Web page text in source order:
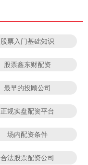
股票入门基础知识
股票鑫东财配资
最早的投顾公司
正规实盘配资平台
场内配资条件
合法股票配资公司